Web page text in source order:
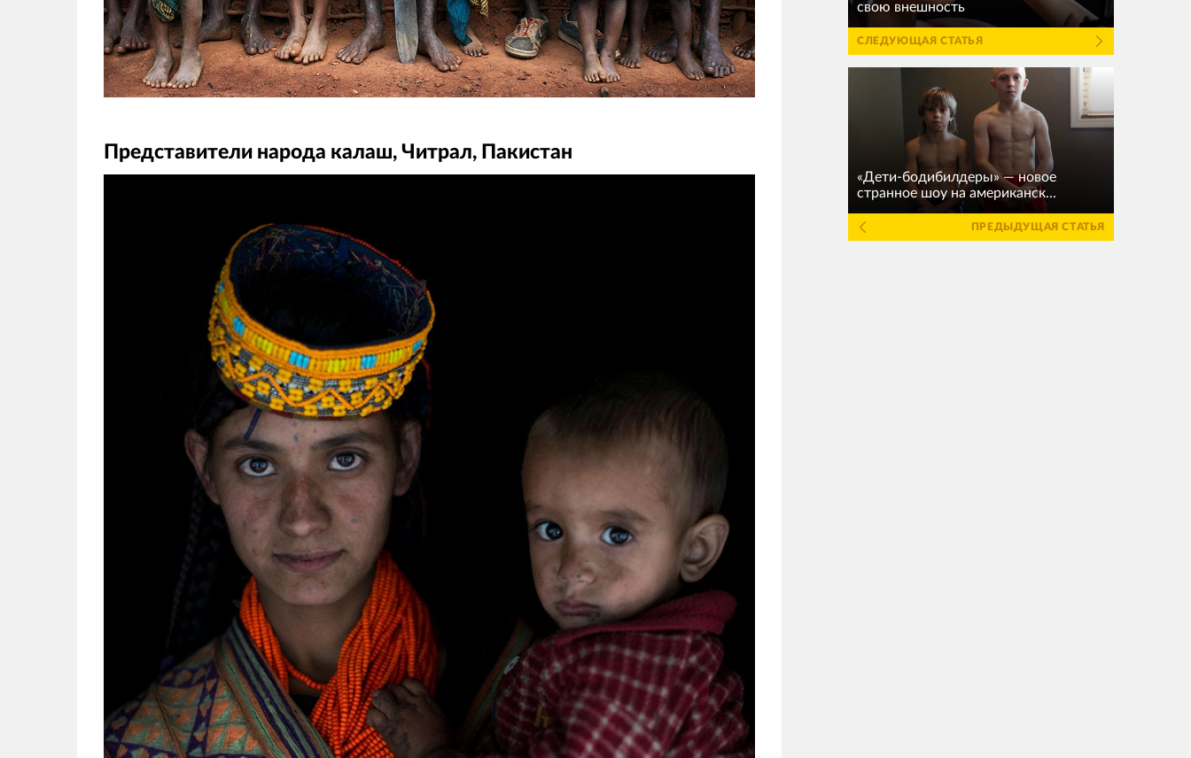
Представители народа калаш, Читрал, Пакистан
свою внешность
СЛЕДУЮЩАЯ СТАТЬЯ
«Дети-бодибилдеры» — новое
странное шоу на американск...
ПРЕДЫДУЩАЯ СТАТЬЯ